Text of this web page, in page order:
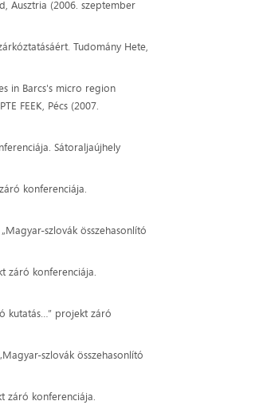
Ausztria (2006. szeptember
Tudomány Hete,
in Barcs's micro region
FEEK, Pécs (2007.
Sátoraljaújhely
konferenciája.
szlovák összehasonlító
záró konferenciája.
kutatás…” projekt záró
szlovák összehasonlító
záró konferenciája.